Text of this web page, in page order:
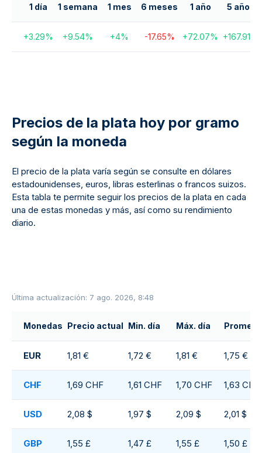
1 día 1 semana 1 mes 6 meses 1 año 5 años
+3.29% +9.54% +4% -17.65% +72.07% +167.91
Precios de la plata hoy por gramo
según la moneda
El precio de la plata varía según se consulte en dólares
estadounidenses, euros, libras esterlinas o francos suizos.
Esta tabla te permite seguir los precios de la plata en cada
una de estas monedas y más, así como su rendimiento
diario.
Última actualización: 7 ago. 2026, 8:48
Monedas Precio actual Min. día Máx. día
EUR 1,81 € 1,72 € 1,81 € 1,75 €
CHF 1,69 CHF 1,61 CHF 1,70 CHF 1,63 CHF
USD 2,08 $ 1,97 $ 2,09 $ 2,01 $
GBP 1,55 £ 1,47 £ 1,55 £ 1,50 £